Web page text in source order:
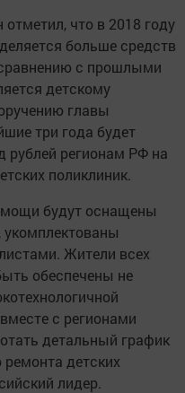
что в 2018 году
больше средств
с прошлыми
детскому
главы
три года будет
рублей регионам РФ на
поликлиник.
будут оснащены
Жители всех
обеспечены не
с регионами
детальный график
ремонта детских
лидер.